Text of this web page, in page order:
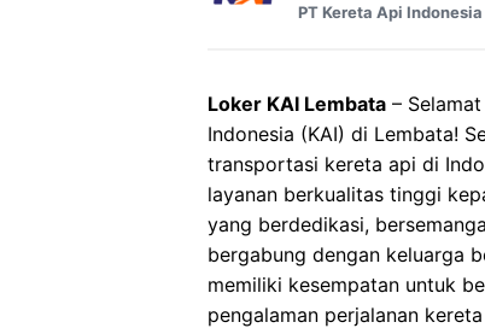
PT Kereta Api
Loker KAI Lembata –
Indonesia (KAI) di Lembata!
transportasi kereta api di
layanan berkualitas tinggi
yang berdedikasi,
bergabung dengan keluarga
memiliki kesempatan untuk
pengalaman perjalanan